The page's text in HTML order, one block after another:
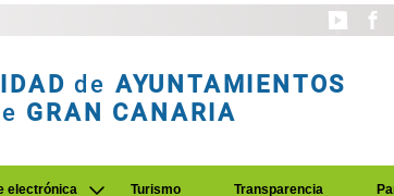
de AYUNTAMIENTOS
GRAN CANARIA
electrónica Turismo Transparencia